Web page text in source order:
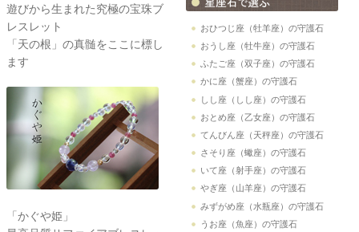
遊びから生まれた究極の宝珠ブ
レスレット
「天の根」の真髄をここに標し
ます
「かぐや姫」
おひつじ座（牡羊座）の守護石
おうし座（牡牛座）の守護石
ふたご座（双子座）の守護石
かに座（蟹座）の守護石
しし座（しし座）の守護石
おとめ座（乙女座）の守護石
てんびん座（天秤座）の守護石
さそり座（蠍座）の守護石
いて座（射手座）の守護石
やぎ座（山羊座）の守護石
みずがめ座（水瓶座）の守護石
うお座（魚座）の守護石